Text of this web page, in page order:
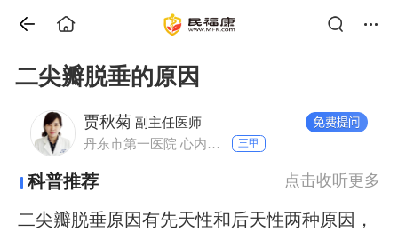
二尖瓣脱垂的原因
贾秋菊 副主任医师
丹东市第一医院 心内一科
三甲
科普推荐 点击收听更多
二尖瓣脱垂原因有先天性和后天性两种原因，